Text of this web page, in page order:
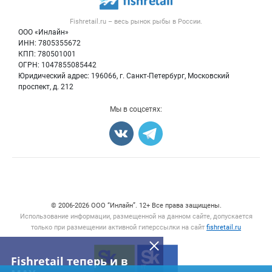
Fishretail теперь и в
Fishretail.ru – весь рынок рыбы в России.
ООО «Инлайн»
ИНН: 7805355672
КПП: 780501001
ОГРН: 1047855085442
Юридический адрес: 196066, г. Санкт-Петербург, Московский
проспект, д. 212
Контактная информация
Политика обработки персональных данных
Блог
Рыба
Икра
Мы в соцсетях:
© 2006‑2026 ООО “Инлайн”. 12+ Все права защищены.
Использование информации, размещенной на данном сайте, допускается
только при размещении активной гиперссылки на сайт fishretail.ru